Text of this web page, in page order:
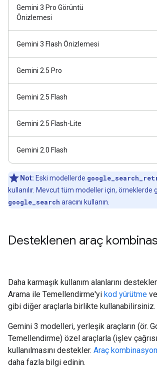
Gemini 3 Pro Görüntü
Önizlemesi
Gemini 3 Flash Önizlemesi
Gemini 2.5 Pro
Gemini 2.5 Flash
Gemini 2.5 Flash-Lite
Gemini 2.0 Flash
Not: Eski modellerde
kullanılır. Mevcut tüm modeller için, örneklerde
google_search aracını kullanın.
Desteklenen araç
Daha karmaşık kullanım alanlarını
Arama ile Temellendirme'yi kod yürütme ve
gibi diğer araçlarla birlikte kullanabilirsiniz.
Gemini 3 modelleri, yerleşik araçların (ör.
Temellendirme) özel araçlarla (işlev
kullanılmasını destekler. Araç
daha fazla bilgi edinin.